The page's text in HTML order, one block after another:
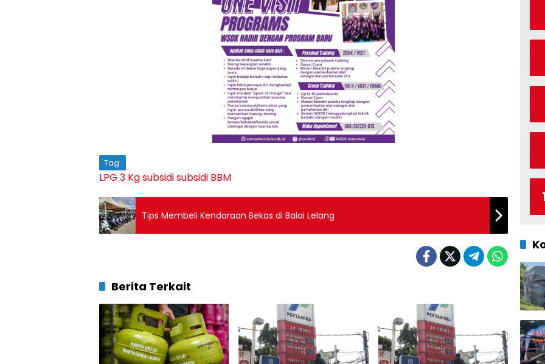
Tag:
LPG 3 Kgsubsidisubsidi BBM
Tips Membeli Kendaraan Bekas di Balai Lelang
Berita Terkait